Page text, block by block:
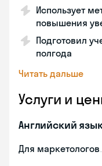
Использует
повышения
Подготовил
полгода
Читать дальше
Услуги и
Английский
Для маркетологов